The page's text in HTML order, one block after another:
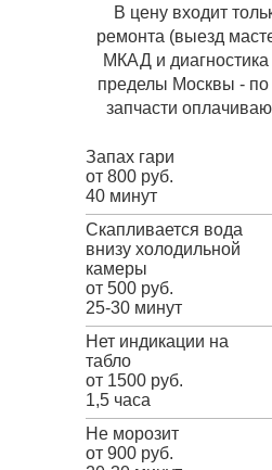
В цену входит
ремонта (выезд
МКАД и диагностика
пределы Москвы - по
запчасти
Запах гари
от 800 руб.
40 минут
Скапливается вода
внизу холодильной
камеры
от 500 руб.
25-30 минут
Нет индикации на
табло
от 1500 руб.
1,5 часа
Не морозит
от 900 руб.